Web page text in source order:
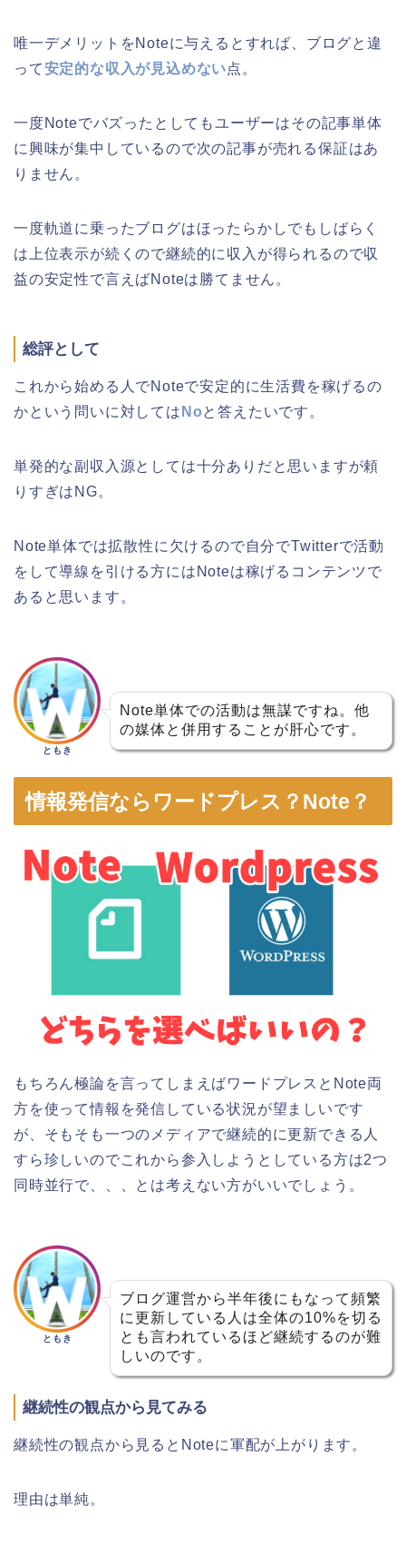
唯一デメリットをNoteに与えるとすれば、ブログと違
って安定的な収入が見込めない点。
一度Noteでバズったとしてもユーザーはその記事単体
に興味が集中しているので次の記事が売れる保証はあ
りません。
一度軌道に乗ったブログはほったらかしでもしばらく
は上位表示が続くので継続的に収入が得られるので収
益の安定性で言えばNoteは勝てません。
総評として
これから始める人でNoteで安定的に生活費を稼げるの
かという問いに対しては Noと答えたいです。
単発的な副収入源としては十分ありだと思いますが頼
りすぎはNG。
Note単体では拡散性に欠けるので自分でTwitterで活動
をして導線を引ける方にはNoteは稼げるコンテンツで
あると思います。
ともき
Note単体での活動は無謀ですね。他
の媒体と併用することが肝心です。
情報発信ならワードプレス？Note？
もちろん極論を言ってしまえばワードプレスとNote両
方を使って情報を発信している状況が望ましいです
が、そもそも一つのメディアで継続的に更新できる人
すら珍しいのでこれから参入しようとしている方は2つ
同時並行で、、、とは考えない方がいいでしょう。
ともき
ブログ運営から半年後にもなって頻繁
に更新している人は全体の10%を切る
とも言われているほど継続するのが難
しいのです。
継続性の観点から見てみる
継続性の観点から見るとNoteに軍配が上がります。
理由は単純。